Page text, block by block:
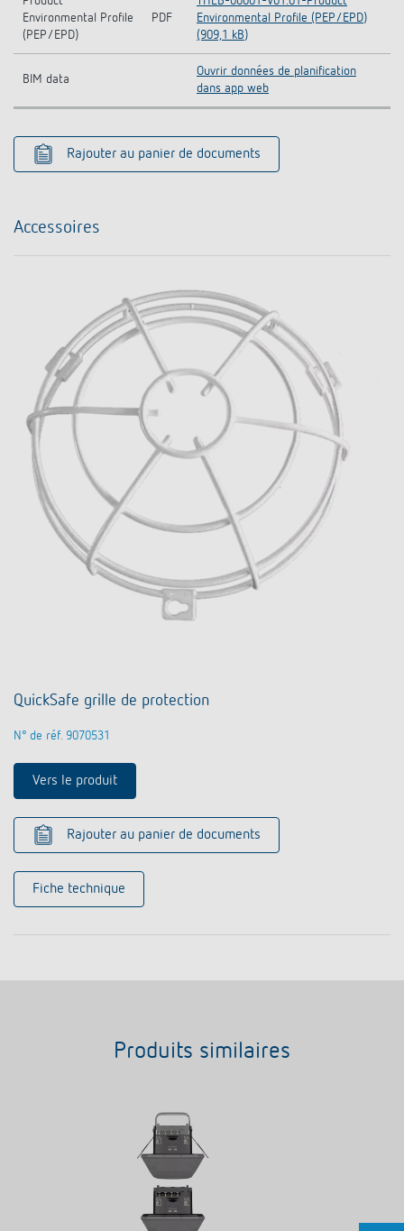
Environmental Profile
(PEP/EPD)
PDF
Environmental Profile (PEP/EPD)
(909,1 kB)
BIM data
Ouvrir données de planification
dans app web
Rajouter au panier de documents
Accessoires
QuickSafe grille de protection
N° de réf. 9070531
Vers le produit
Rajouter au panier de documents
Fiche technique
Produits similaires